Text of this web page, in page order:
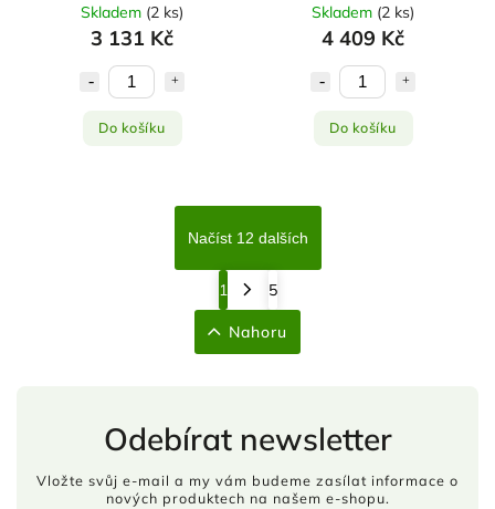
Skladem (2 ks)
3 131 Kč
Do košíku
Skladem (2 ks)
4 409 Kč
Do košíku
Načíst 12 dalších
1 5
Nahoru
Odebírat newsletter
Vložte svůj e-mail a my vám budeme zasílat informace o
nových produktech na našem e-shopu.